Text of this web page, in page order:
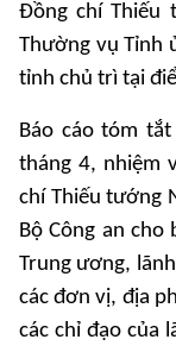
Đồng chí Thiếu
Thường vụ Tỉnh
tỉnh chủ trì tại
Báo cáo tóm
tháng 4, nhiệm
chí Thiếu tướng
Bộ Công an
Trung ương,
các đơn vị, địa
các chỉ đạo của